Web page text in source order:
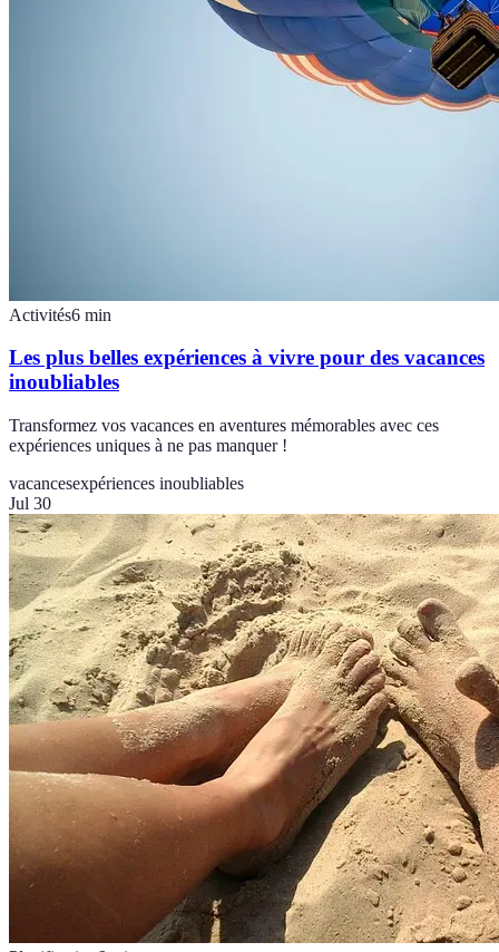
Activités6 min
Les plus belles expériences à vivre pour des vacances
inoubliables
Transformez vos vacances en aventures mémorables avec ces
expériences uniques à ne pas manquer !
vacancesexpériences inoubliables
Jul 30